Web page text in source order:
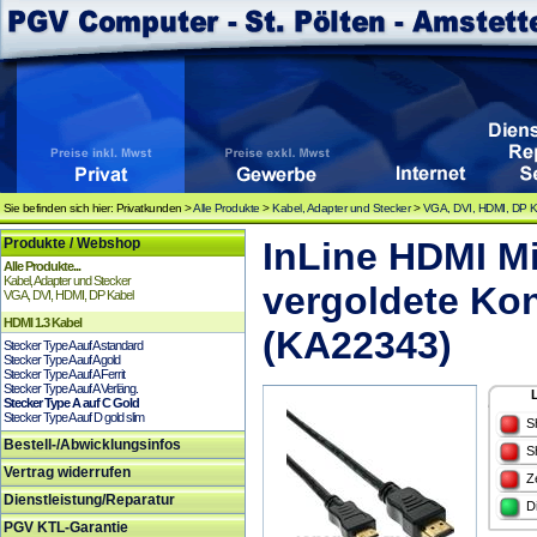
Sie befinden sich hier: Privatkunden >Alle Produkte >Kabel, Adapter und Stecker>VGA, DVI, HDMI, DP
Produkte / Webshop
Alle Produkte...
Kabel, Adapter und Stecker
VGA, DVI, HDMI, DP Kabel
HDMI 1.3 Kabel
Stecker Type A auf A standard
Stecker Type A auf A gold
Stecker Type A auf A Ferrit
Stecker Type A auf A Verläng.
Stecker Type A auf C Gold
Stecker Type A auf D gold slim
Bestell-/Abwicklungsinfos
Vertrag widerrufen
Dienstleistung/Reparatur
PGV KTL-Garantie
InLine HDMI
vergoldete
(KA22343)